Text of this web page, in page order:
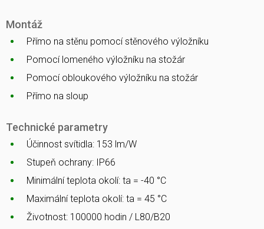
Montáž
Přímo na stěnu pomocí stěnového výložníku
Pomocí lomeného výložníku na stožár
Pomocí obloukového výložníku na stožár
Přímo na sloup
Technické parametry
Účinnost svítidla: 153 lm/W
Stupeň ochrany: IP66
Minimální teplota okolí: ta = -40 °C
Maximální teplota okolí: ta = 45 °C
Životnost: 100000 hodin / L80/B20